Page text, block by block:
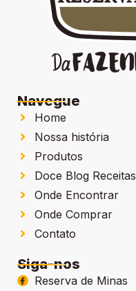
Navegue
Home
Nossa história
Produtos
Doce Blog Receitas
Onde Encontrar
Onde Comprar
Contato
Siga-nos
Reserva de Minas